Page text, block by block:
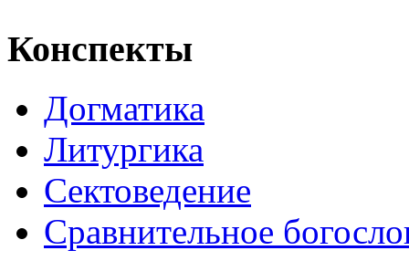
Конспекты
Догматика
Литургика
Сектоведение
Сравнительное